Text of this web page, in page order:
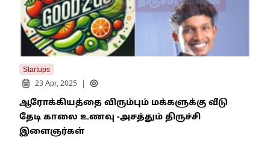
Startups
23 Apr, 2025
ஆரோக்கியத்தை விரும்பும் மக்களுக்கு வீடு
தேடி காலை உணவு -அசத்தும் திருச்சி
இளைஞர்கள்